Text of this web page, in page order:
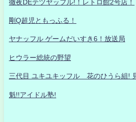
徹夜DEテツヤッフル!！レトロ館2号店！
剛Q超児ともっふる！
ヤナッフル ゲームだいすき6！放送局
ヒウラー総統の野望
三代目 ユキユキッフル 花のひうら組!
魁!!アイドル塾!